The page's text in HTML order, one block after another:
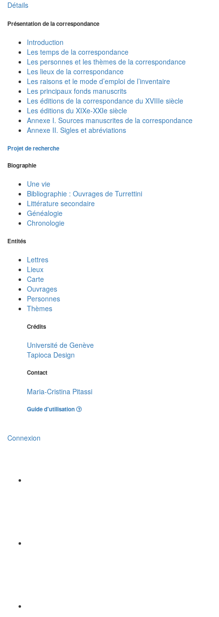
Détails
Présentation de la correspondance
Introduction
Les temps de la correspondance
Les personnes et les thèmes de la correspondance
Les lieux de la correspondance
Les raisons et le mode d’emploi de l’inventaire
Les principaux fonds manuscrits
Les éditions de la correspondance du XVIIIe siècle
Les éditions du XIXe-XXIe siècle
Annexe I. Sources manuscrites de la correspondance
Annexe II. Sigles et abréviations
Projet de recherche
Biographie
Une vie
Bibliographie : Ouvrages de Turrettini
Littérature secondaire
Généalogie
Chronologie
Entités
Lettres
Lieux
Carte
Ouvrages
Personnes
Thèmes
Crédits
Université de Genève
Tapioca Design
Contact
Maria-Cristina Pitassi
Guide d'utilisation
Connexion